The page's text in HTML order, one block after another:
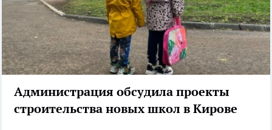
Администрация обсудила проекты
строительства новых школ в Кирове